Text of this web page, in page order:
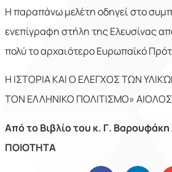
Η παραπάνω μελέτη οδηγεί στο
ενεπίγραφη στήλη της Ελευσίνας
πολύ το αρχαιότερο Ευρωπαϊκό
Η ΙΣΤΟΡΙΑ ΚΑΙ Ο ΕΛΕΓΧΟΣ ΤΩΝ
ΤΟΝ ΕΛΛΗΝΙΚΟ ΠΟΛΙΤΙΣΜΟ»
Από το Βιβλίο του κ. Γ.
ΠΟΙΟΤΗΤΑ